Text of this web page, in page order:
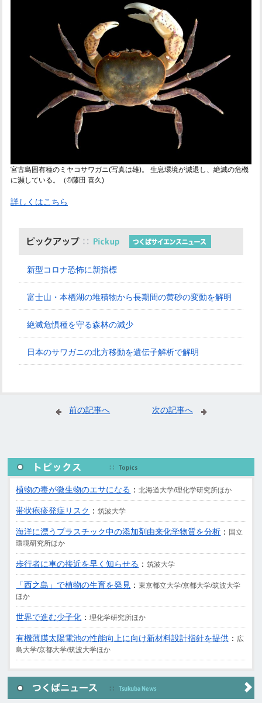
宮古島固有種のミヤコサワガニ(写真は雄)。 生息環境が減退し、絶滅の危機
に瀕している。（©藤田 喜久)
詳しくはこちら
新型コロナ恐怖に新指標
富士山・本栖湖の堆積物から長期間の黄砂の変動を解明
絶滅危惧種を守る森林の減少
日本のサワガニの北方移動を遺伝子解析で解明
前の記事へ 次の記事へ
植物の毒が微生物のエサになる ：北海道大学/理化学研究所ほか
帯状疱疹発症リスク ：筑波大学
海洋に漂うプラスチック中の添加剤由来化学物質を分析 ： 国立
環境研究所ほか
歩行者に車の接近を早く知らせる ：筑波大学
「西之島」で植物の生育を発見 ：東京都立大学/京都大学/筑波大学
ほか
世界で進む少子化 ：理化学研究所ほか
有機薄膜太陽電池の性能向上に向け新材料設計指針を提供 ： 広
島大学/京都大学/筑波大学ほか